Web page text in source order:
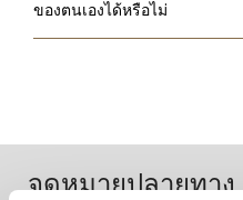
ของตนเองได้หรือไม่
จุดหมายปลายทาง